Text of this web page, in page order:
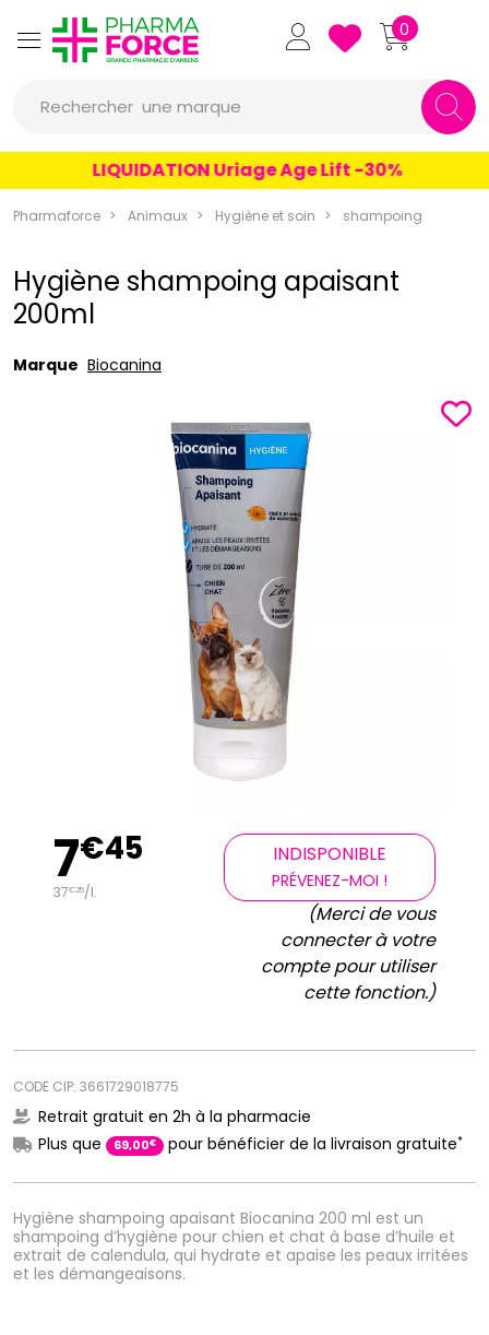
Pharmaforce Grande Pharmacie
0
Rechercher une marque
un conseil
un produit
LIQUIDATION Uriage Age Lift -30%
Pharmaforce Animaux Hygiène et soin shampoing
Hygiène shampoing apaisant
200ml
Marque Biocanina
Hygiène shampoing apaisant Biocanina 200 ml est un
shampoing d’hygiène pour chien et chat à base d’huile et
extrait de calendula, qui hydrate et apaise les peaux irritées
et les démangeaisons.
7€45
37€25/l.
INDISPONIBLE
PRÉVENEZ-MOI !
(Merci de vous
connecter à votre
compte pour utiliser
cette fonction.)
CODE CIP: 3661729018775
Retrait gratuit en 2h à la pharmacie
Plus que
69,00€ pour bénéficier de la livraison gratuite*